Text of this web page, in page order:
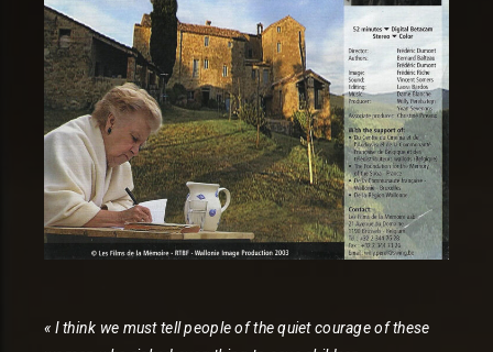
« I think we must tell people of the quiet courage of these